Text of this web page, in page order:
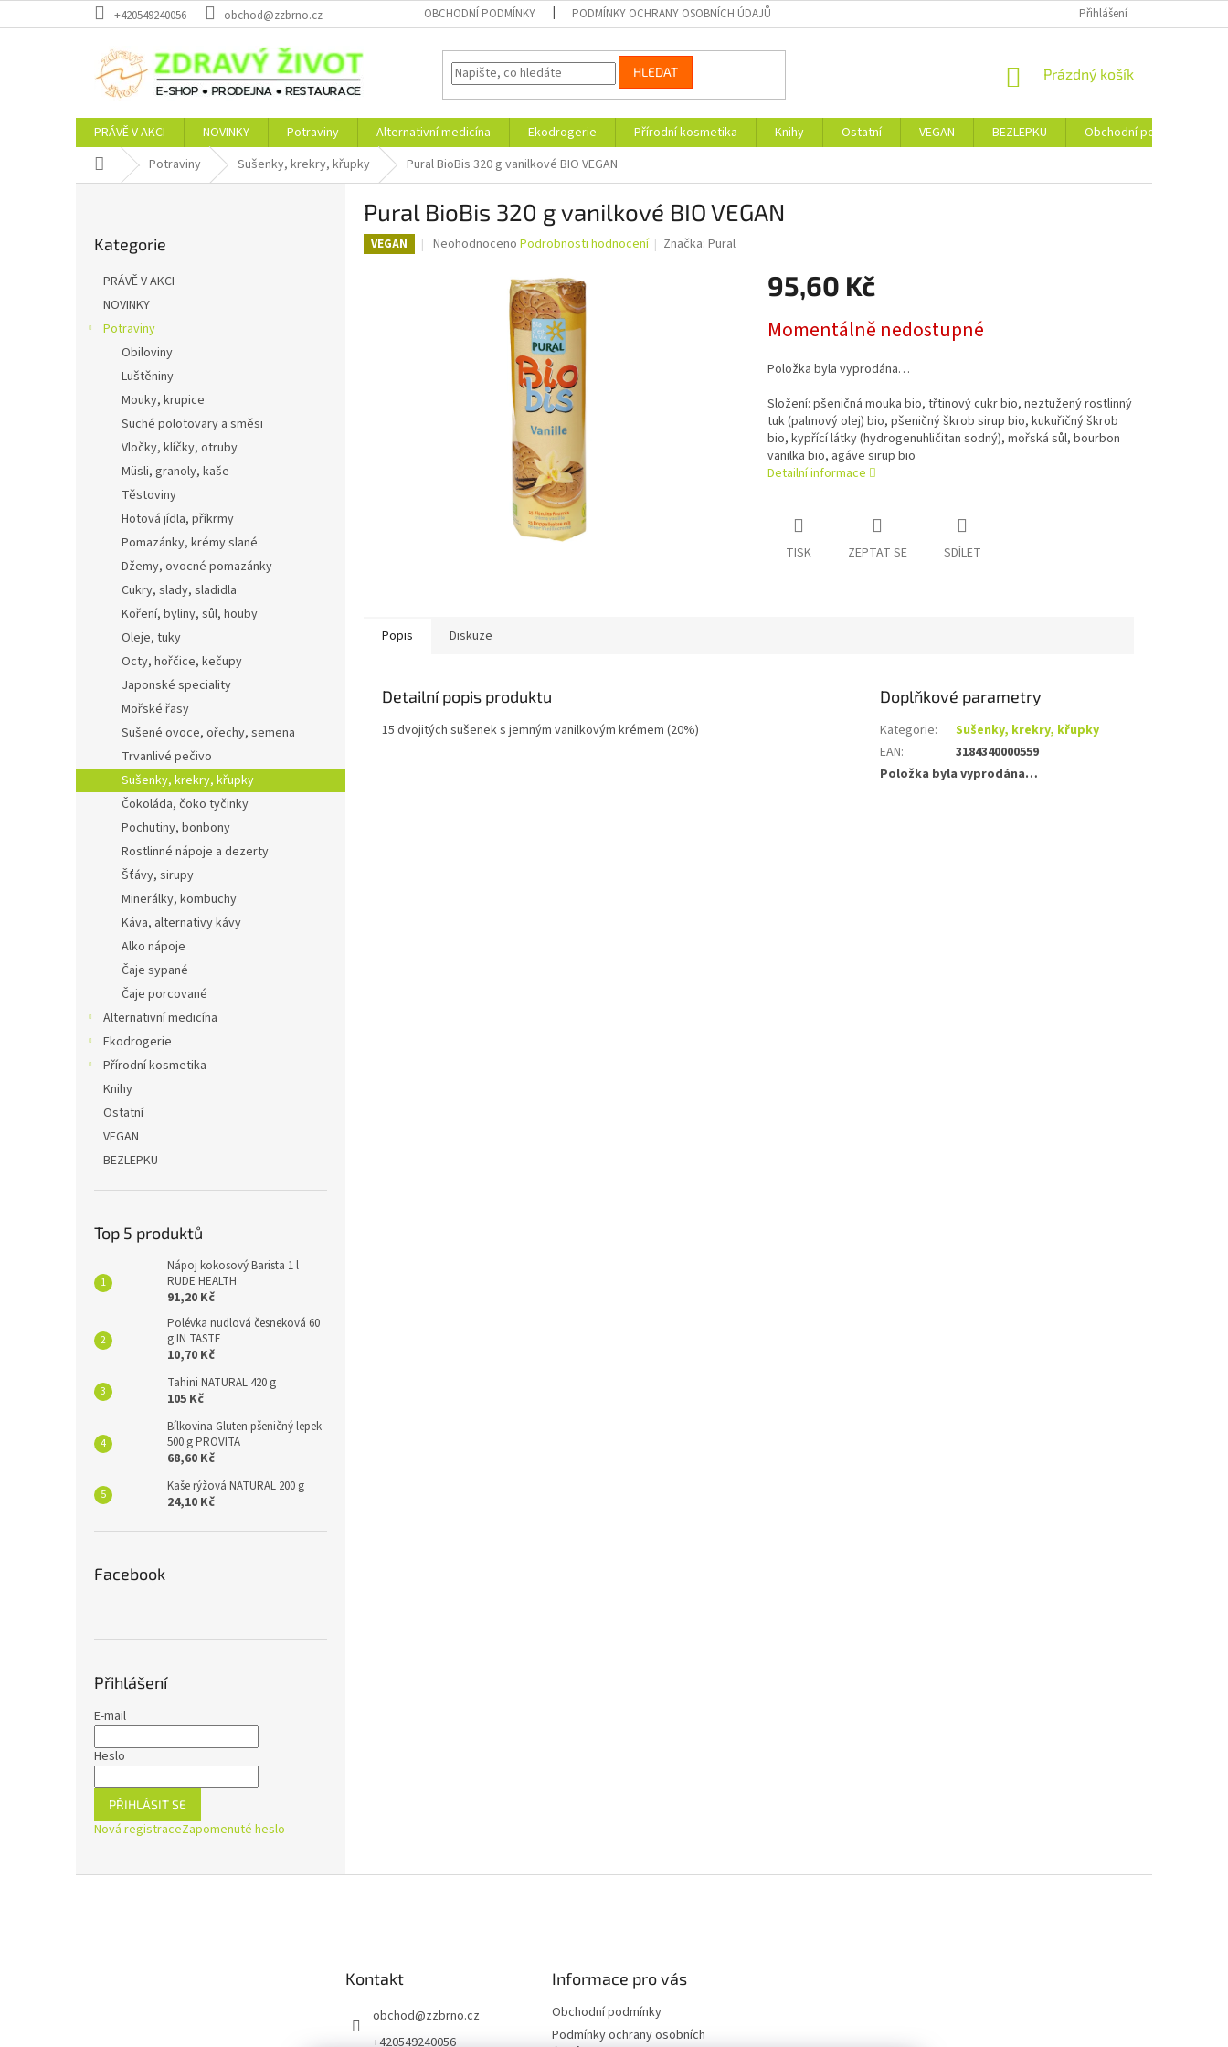
na
+420549240056 obchod@zzbrno.cz OBCHODNÍ PODMÍNKY PODMÍNKY OCHRANY OSOBNÍCH ÚDAJŮ Přihlášení
HLEDAT
NÁKUPNÍ
Prázdný košík
PRÁVĚ V AKCI NOVINKY Potraviny Alternativní medicína Ekodrogerie Přírodní kosmetika Knihy Ostatní VEGAN BEZLEPKU
Obchodní podmínky
Domů Potraviny Sušenky, krekry, křupky Pural BioBis 320 g vanilkové BIO VEGAN
kategorie
Kategorie
PRÁVĚ V AKCI
NOVINKY
Potraviny
Obiloviny
Luštěniny
Mouky, krupice
Suché polotovary a směsi
Vločky, klíčky, otruby
Müsli, granoly, kaše
Těstoviny
Hotová jídla, příkrmy
Pomazánky, krémy slané
Džemy, ovocné pomazánky
Cukry, slady, sladidla
Koření, byliny, sůl, houby
Oleje, tuky
Octy, hořčice, kečupy
Japonské speciality
Mořské řasy
Sušené ovoce, ořechy, semena
Trvanlivé pečivo
Sušenky, krekry, křupky
Čokoláda, čoko tyčinky
Pochutiny, bonbony
Rostlinné nápoje a dezerty
Šťávy, sirupy
Minerálky, kombuchy
Káva, alternativy kávy
Alko nápoje
Čaje sypané
Čaje porcované
Alternativní medicína
Ekodrogerie
Přírodní kosmetika
Knihy
Ostatní
VEGAN
BEZLEPKU
Top 5 produktů
Nápoj kokosový Barista 1 l
RUDE HEALTH
91,20 Kč
Polévka nudlová česneková 60
g IN TASTE
10,70 Kč
Tahini NATURAL 420 g
105 Kč
Bílkovina Gluten pšeničný lepek
500 g PROVITA
68,60 Kč
Kaše rýžová NATURAL 200 g
24,10 Kč
Facebook
Přihlášení
E-mail
Heslo
PŘIHLÁSIT SE
Nová registraceZapomenuté heslo
Pural BioBis 320 g vanilkové BIO VEGAN
VEGAN
Průměrné
Neohodnoceno Podrobnosti hodnocení Značka:Pural
95,60 Kč
cena:
Momentálně nedostupné
Položka byla vyprodána…
Složení: pšeničná mouka bio, třtinový cukr bio, neztužený rostlinný
tuk (palmový olej) bio, pšeničný škrob sirup bio, kukuřičný škrob
bio, kypřící látky (hydrogenuhličitan sodný), mořská sůl, bourbon
vanilka bio, agáve sirup bio
Detailní informace
TISK ZEPTAT SE SDÍLET
Popis Diskuze
Detailní popis produktu
15 dvojitých sušenek s jemným vanilkovým krémem (20%)
Doplňkové parametry
Kategorie:
Sušenky, krekry, křupky
EAN:
3184340000559
Položka byla vyprodána…
Kontakt
obchod@zzbrno.cz
+420549240056
Informace pro vás
Obchodní podmínky
Podmínky ochrany osobních